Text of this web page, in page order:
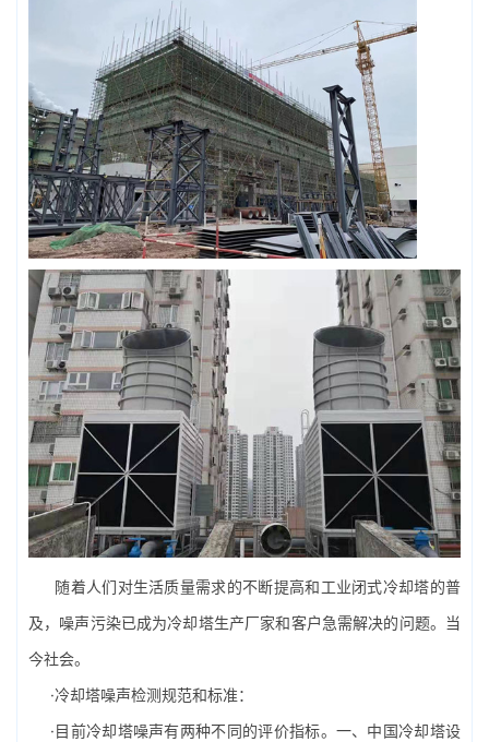
随着人们对生活质量需求的不断提高和工业闭式冷却塔的普
及，噪声污染已成为冷却塔生产厂家和客户急需解决的问题。当
今社会。
·冷却塔噪声检测规范和标准：
·目前冷却塔噪声有两种不同的评价指标。一、中国冷却塔设